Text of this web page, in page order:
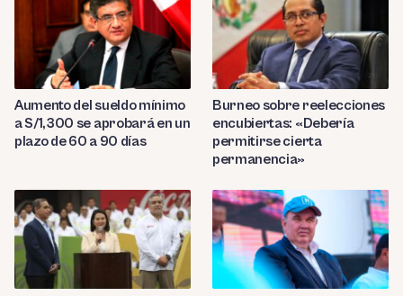
Aumento del sueldo mínimo
a S/1,300 se aprobará en un
plazo de 60 a 90 días
Burneo sobre reelecciones
encubiertas: «Debería
permitirse cierta
permanencia»